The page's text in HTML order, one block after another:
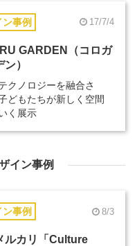
事例 17/7/4
GARDEN（コロガ
）
クノロジーを融合さ
どもたちが新しく空間
く展示
イン事例
事例 8/3
ルカリ「Culture